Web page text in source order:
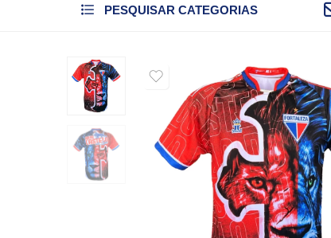
PESQUISAR CATEGORIAS